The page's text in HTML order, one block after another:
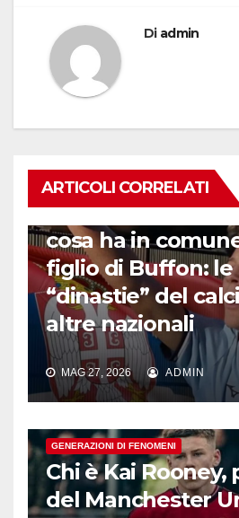
Di admin
ARTICOLI CORRELATI
GENERAZIONI DI FENOMENI
Chi è il nipote di
cosa ha in
figlio di Buffon: le
“dinastie” del
altre nazionali
MAG 27, 2026 ADMIN
GENERAZIONI DI FENOMENI
Chi è Kai Rooney,
del Manchester